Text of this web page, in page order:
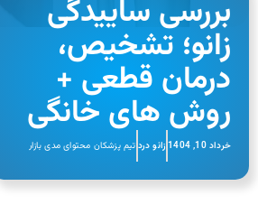
بررسی ساییدگی
زانو؛ تشخیص،
درمان قطعی +
روش های خانگی
خرداد 10, 1404 زانو درد تیم پزشکان محتوای مدی بازار